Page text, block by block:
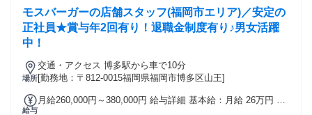
企画・運営した経験 ✅こんな方におすすめ
―――――――――――――――――＋ ★アルバイト経験を
活かして、 正社員として活躍したい方 ★お客様とのコミュニ
る環境を求めている方 ★一体感のある職場で、 仲間と楽しく
働きたい方 ★「好き」を仕事にしたい方 （ゲーム・イベント
せたい方 ☆｡･＊･｡☆｡･＊･｡☆｡･＊･｡☆｡･＊･｡☆｡･＊ 経歴は
モスバーガーの店舗スタッフ(福岡市エリア)／安定の
正社員★賞与年2回有り！退職金制度有り♪男女活躍
中！
場所
交通・アクセス 博多駅から車で10分
[勤務地：〒812-0015福岡県福岡市博多区山王]
給与
月給260,000円～380,000円 給与詳細 基本給：月給 26万円 〜